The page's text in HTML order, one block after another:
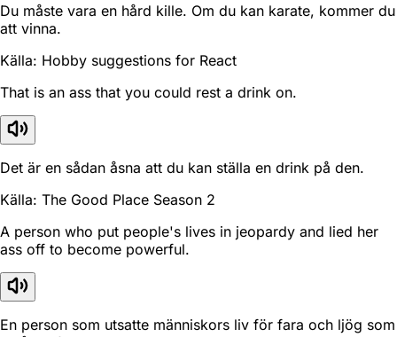
Du måste vara en hård kille. Om du kan karate, kommer du
att vinna.
Källa: Hobby suggestions for React
That is an ass that you could rest a drink on.
Det är en sådan åsna att du kan ställa en drink på den.
Källa: The Good Place Season 2
A person who put people's lives in jeopardy and lied her
ass off to become powerful.
En person som utsatte människors liv för fara och ljög som